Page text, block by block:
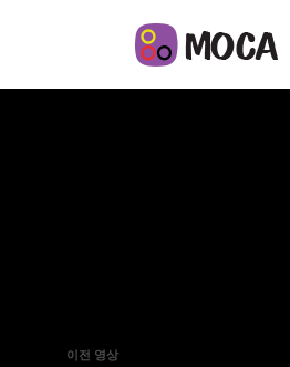
이전 영상